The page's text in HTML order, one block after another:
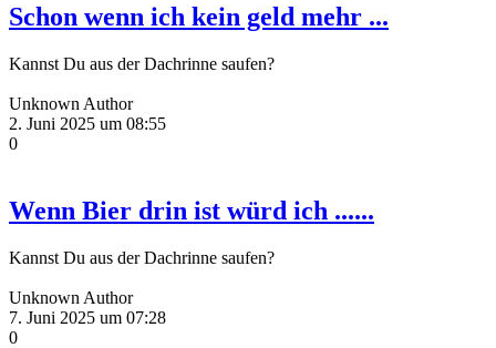
Schon wenn ich kein geld mehr ...
Kannst Du aus der Dachrinne saufen?
Unknown Author
2. Juni 2025 um 08:55
0
Wenn Bier drin ist würd ich ......
Kannst Du aus der Dachrinne saufen?
Unknown Author
7. Juni 2025 um 07:28
0